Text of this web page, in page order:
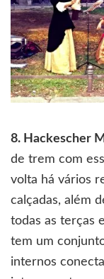
8. Hackescher
de trem com
volta há vários
calçadas, além
todas as terças
tem um
internos